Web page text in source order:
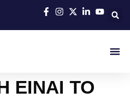
ΕΙΝΑΙ ΤΟ